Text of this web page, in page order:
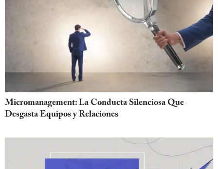
Micromanagement: La Conducta Silenciosa Que
Desgasta Equipos y Relaciones